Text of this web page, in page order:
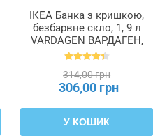
ІКЕА Банка з кришкою,
безбарвне скло, 1, 9 л
VARDAGEN ВАРДАГЕН,
002.919.28
314,00 грн
306,00 грн
У КОШИК